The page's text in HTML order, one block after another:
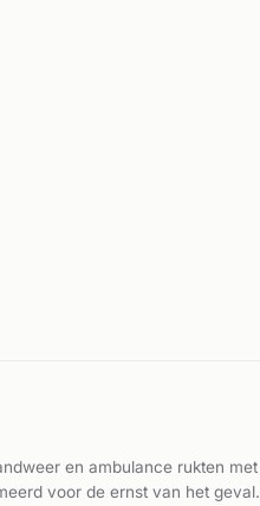
en ambulance rukten met
voor de ernst van het geval.